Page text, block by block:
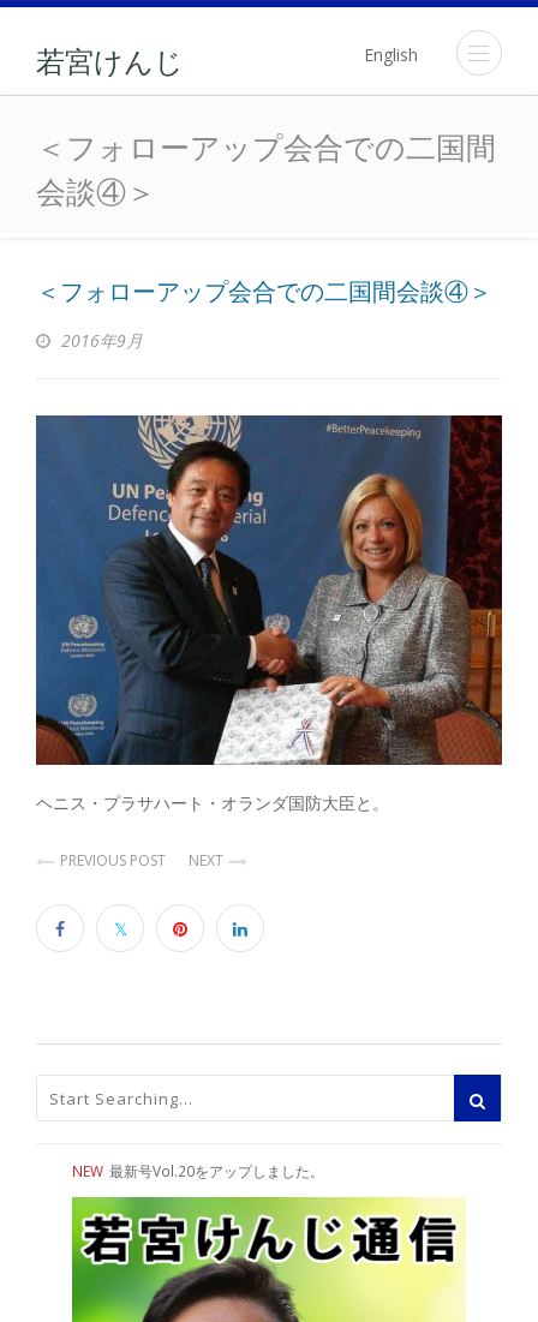
若宮けんじ English
＜フォローアップ会合で
＜フォローアップ会合での二国間
会談④＞
＜フォローアップ会合での二国間会談④＞
2016年9月
ヘニス・プラサハート・オランダ国防大臣と。
PREVIOUS POST NEXT
NEW 最新号Vol.20をアップしました。